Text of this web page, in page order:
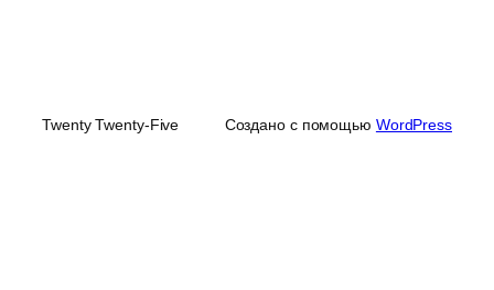
Twenty Twenty-Five Создано с помощью WordPress